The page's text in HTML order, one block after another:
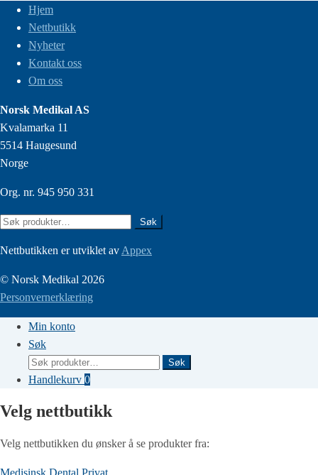
Hjem
Nettbutikk
Nyheter
Kontakt oss
Om oss
Norsk Medikal AS
Kvalamarka 11
5514 Haugesund
Norge
Org. nr. 945 950 331
Søk
Søk
Nettbutikken er utviklet av Appex
© Norsk Medikal 2026
Personvernerklæring
Min konto
Søk
Søk
etter:
Søk
Handlekurv 0
Velg nettbutikk
Velg nettbutikken du ønsker å se produkter fra:
Medisinsk Dental Privat